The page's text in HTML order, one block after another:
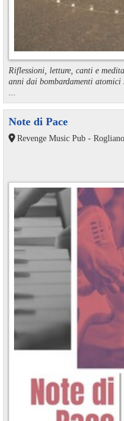
Riflessioni, letture, canti e
anni dai bombardamenti
Note di Pace
Revenge Music Pub -